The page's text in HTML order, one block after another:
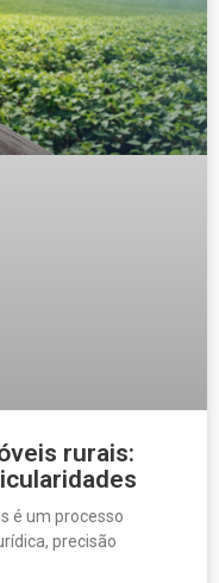
rurais:
é um processo
precisão